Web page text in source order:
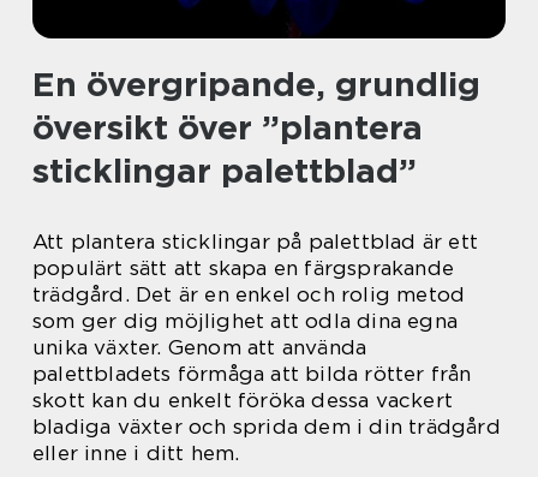
En övergripande, grundlig
översikt över ”plantera
sticklingar palettblad”
Att plantera sticklingar på palettblad är ett
populärt sätt att skapa en färgsprakande
trädgård. Det är en enkel och rolig metod
som ger dig möjlighet att odla dina egna
unika växter. Genom att använda
palettbladets förmåga att bilda rötter från
skott kan du enkelt föröka dessa vackert
bladiga växter och sprida dem i din trädgård
eller inne i ditt hem.